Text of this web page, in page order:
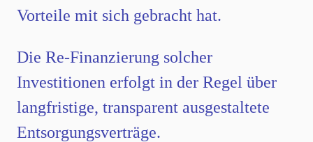
Vorteile mit sich gebracht hat.
Die Re-Finanzierung solcher
Investitionen erfolgt in der Regel über
langfristige, transparent ausgestaltete
Entsorgungsverträge.